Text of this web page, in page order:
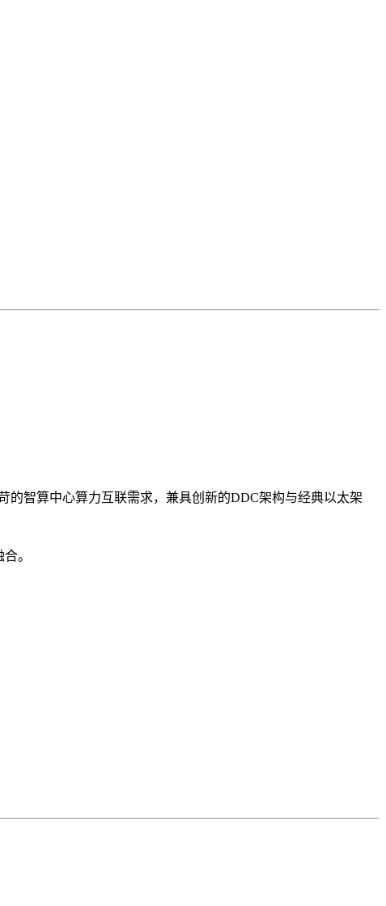
智算中心算力互联需求，兼具创新的DDC架构与经典以太架
。